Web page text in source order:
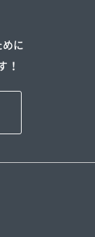
に
！